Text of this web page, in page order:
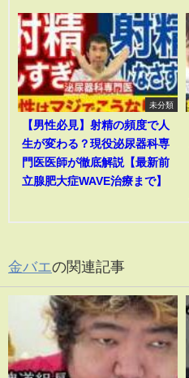
未分類
【男性必見】射精の頻度で人
生が変わる？現役泌尿器科専
門医医師が徹底解説【最新前
立腺肥大症WAVE治療まで】
金バエの関連記事